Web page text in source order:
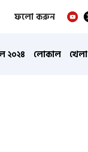
ফলো করুন
২০২৪ লোকাল খেলা